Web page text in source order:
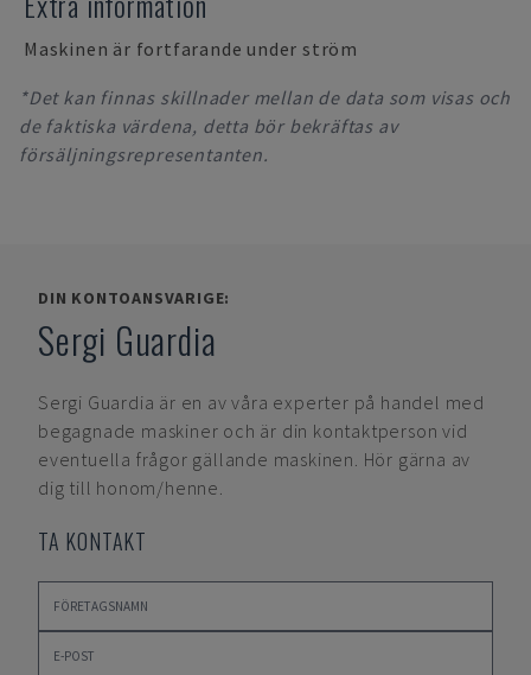
Maskinen är fortfarande under ström
*Det kan finnas skillnader mellan de data som visas och
de faktiska värdena, detta bör bekräftas av
försäljningsrepresentanten.
DIN KONTOANSVARIGE:
Sergi Guardia
Sergi Guardia är en av våra experter på handel med
begagnade maskiner och är din kontaktperson vid
eventuella frågor gällande maskinen. Hör gärna av
dig till honom/henne.
TA KONTAKT